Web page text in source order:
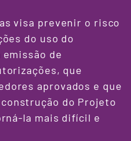
visa prevenir o risco
do uso do
de
que
aprovados e que
do Projeto
la mais difícil e